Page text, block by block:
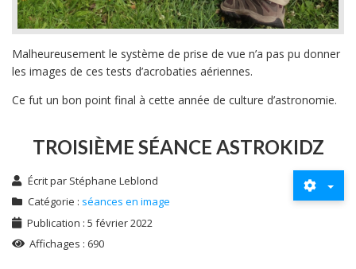
Malheureusement le système de prise de vue n’a pas pu donner
les images de ces tests d’acrobaties aériennes.
Ce fut un bon point final à cette année de culture d’astronomie.
TROISIÈME SÉANCE ASTROKIDZ
Écrit par Stéphane Leblond
Catégorie : séances en image
Publication : 5 février 2022
Affichages : 690